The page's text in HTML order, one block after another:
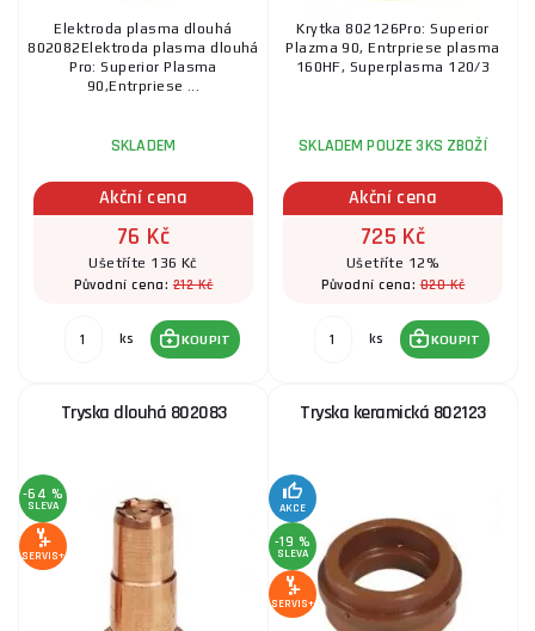
Elektroda plasma dlouhá
802082Elektroda plasma dlouhá
Pro: Superior Plasma
90,Entrpriese ...
SKLADEM
Akční cena
76 Kč
Ušetříte 136 Kč
Původní cena:212 Kč
ks KOUPIT
Krytka 802126Pro: Superior
Plazma 90, Entrpriese plasma
160HF, Superplasma 120/3
SKLADEM POUZE 3KS ZBOŽÍ
Akční cena
725 Kč
Ušetříte 12%
Původní cena:820 Kč
ks KOUPIT
Tryska dlouhá 802083
-64 %
SLEVA
SERVIS+
Tryska keramická 802123
AKCE
-19 %
SLEVA
SERVIS+